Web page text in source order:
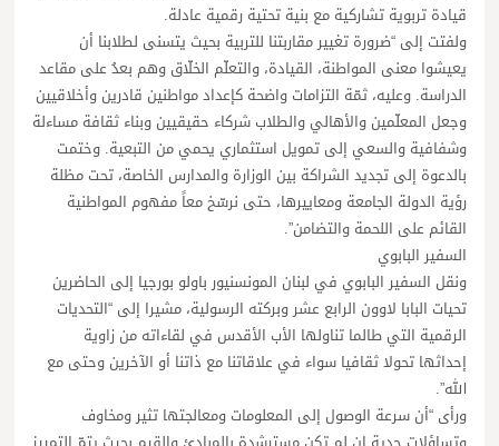
قيادة تربوية تشاركية مع بنية تحتية رقمية عادلة.
ولفتت إلى “ضرورة تغيير مقاربتنا للتربية بحيث يتسنى لطلابنا أن
يعيشوا معنى المواطنة، القيادة، والتعلّم الخلّاق وهم بعدُ على مقاعد
الدراسة. وعليه، ثمّة التزامات واضحة كإعداد مواطنين قادرين وأخلاقيين
وجعل المعلّمين والأهالي والطلاب شركاء حقيقيين وبناء ثقافة مساءلة
وشفافية والسعي إلى تمويل استثماري يحمي من التبعية. وختمت
بالدعوة إلى تجديد الشراكة بين الوزارة والمدارس الخاصة، تحت مظلة
رؤية الدولة الجامعة ومعاييرها، حتى نرسّخ معاً مفهوم المواطنية
القائم على اللحمة والتضامن”.
السفير البابوي
ونقل السفير البابوي في لبنان المونسنيور باولو بورجيا إلى الحاضرين
تحيات البابا لاوون الرابع عشر وبركته الرسولية، مشيرا إلى “التحديات
الرقمية التي طالما تناولها الأب الأقدس في لقاءاته من زاوية
إحداثها تحولا ثقافيا سواء في علاقاتنا مع ذاتنا أو الآخرين وحتى مع
الله”.
ورأى “أن سرعة الوصول إلى المعلومات ومعالجتها تثير ومخاوف